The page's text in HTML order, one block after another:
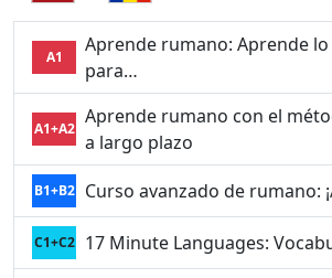
A1
Aprende rumano: Aprende
para…
A1+A2
Aprende rumano con el
a largo plazo
B1+B2 Curso avanzado de rumano:
C1+C2 17 Minute Languages: